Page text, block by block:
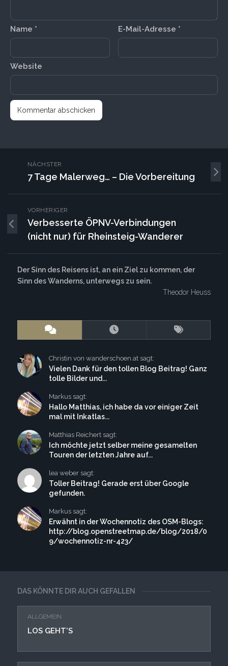
DAS KÖNNTE DIR AUCH GEFALLEN
ALLGEMEIN
LOS GEHT’S
Name * E-Mail-Adresse *
Website
NÄCHSTER
7 Tage Malerweg… – Die Vorbereitung
VORHERIGER
Verbesserte ÖPNV-Verbindungen
(nicht nur) für Rheinsteig-Wanderer
Der Sinn des Reisens ist, an ein Ziel zu kommen, der
Sinn des Wanderns, unterwegs zu sein.
Theodor Heuss
Christin von wanderschoen.at sagt:
Vielen Dank für den tollen Blog Beitrag! Ganz
tolle Bilder und...
Markus sagt:
Hallo Matthias, ich habe da vor einiger Zeit
mal mit Inkatlas...
Matthias Reichert sagt:
Ich möchte jetzt selber meine gesamelten
Touren der letzten Jahre auf...
lea weber sagt:
Toller Beitrag! Gerade erst über Google
gefunden.
Markus sagt:
Erwähnt in der Wochennotiz des OSM-Blogs:
http://blog.openstreetmap.de/blog/2018/0
9/wochennotiz-nr-423/